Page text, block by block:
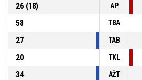
26(18) AP
58
TBA
27
TAB
20
TKL
34
AŽT